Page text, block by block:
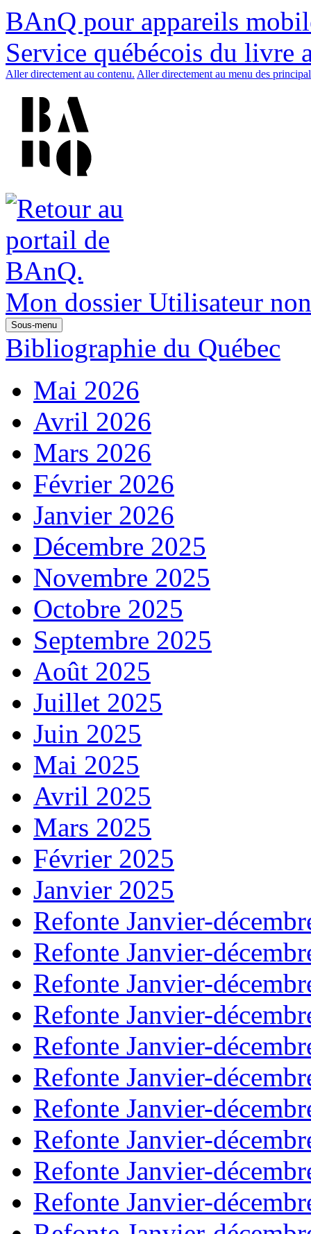
BAnQ pour appareils
Service québécois du livre
Aller directement au contenu. Aller directement au menu des
Mon dossier Utilisateur
Sous-menu
Bibliographie du Québec
Mai 2026
Avril 2026
Mars 2026
Février 2026
Janvier 2026
Décembre 2025
Novembre 2025
Octobre 2025
Septembre 2025
Août 2025
Juillet 2025
Juin 2025
Mai 2025
Avril 2025
Mars 2025
Février 2025
Janvier 2025
Refonte Janvier-
Refonte Janvier-
Refonte Janvier-
Refonte Janvier-
Refonte Janvier-
Refonte Janvier-
Refonte Janvier-
Refonte Janvier-
Refonte Janvier-
Refonte Janvier-